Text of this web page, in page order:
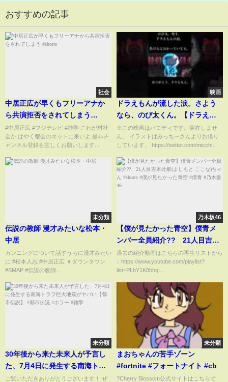
おすすめの記事
社会
中居正広が早くもフリーアナか
ら共演拒否をされてしまう
#shorts
#中居正広 #フジテレビ #雑学 これが村社
会か はやく都会のネットに来いよ 是非チ
ャンネル登録を宜しくお願いします...
映画
ドラえもんが流した涙。さよう
なら、のび太くん。【ドラえも
んパロディ】
※この映画はパロディです。実在しませ
ん。 イラストはみっちーさんよりお借り
しています。 https://twitter.com/micchi...
未分類
伝説の教師 漫才みたいな松本・
中居
カンニングについて話すうちに漫才みたい
に #松本人志 #中居正広 ＃ダウンタウン
#SMAP #伝説の教師...
乃木坂46
【僕が見たかった青空】僕青メ
ンバー全員紹介?? 21人目吉本
此那(よしもと ここな)ちゃん
#shorts #僕が見たかった青空 #
僕青 #乃木坂46
過去の紹介動画はこちらの再生リストから
↓ https://www.youtube.com/playlist?
list=PLhY1K8bhqI...
未分類
30年後から来た未来人が予言し
た、7月4日に発生する南海トラ
フ巨大地震がヤバい【都市伝
ご覧いただきありがとうございます！ ぜ
未分類
まおちゃんの苦手ゾーン
#fortnite #フォートナイト #cb
?Cherry Blossom公式サイトはこちらで